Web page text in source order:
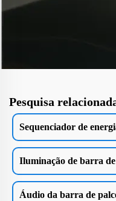
Pesquisa
Sequenciador de
Iluminação de barra
Áudio da barra de